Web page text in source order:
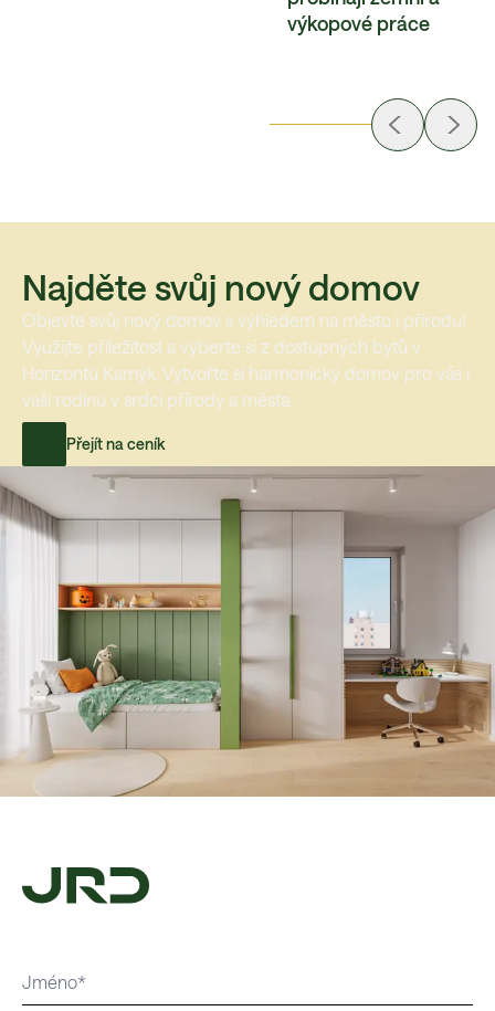
výkopové práce
Najděte svůj nový domov
Objevte svůj nový domov s výhledem na město i přírodu!
Využijte příležitost a vyberte si z dostupných bytů v
Horizontu Kamýk. Vytvořte si harmonický domov pro vás i
vaši rodinu v srdci přírody a města.
Přejít na ceník